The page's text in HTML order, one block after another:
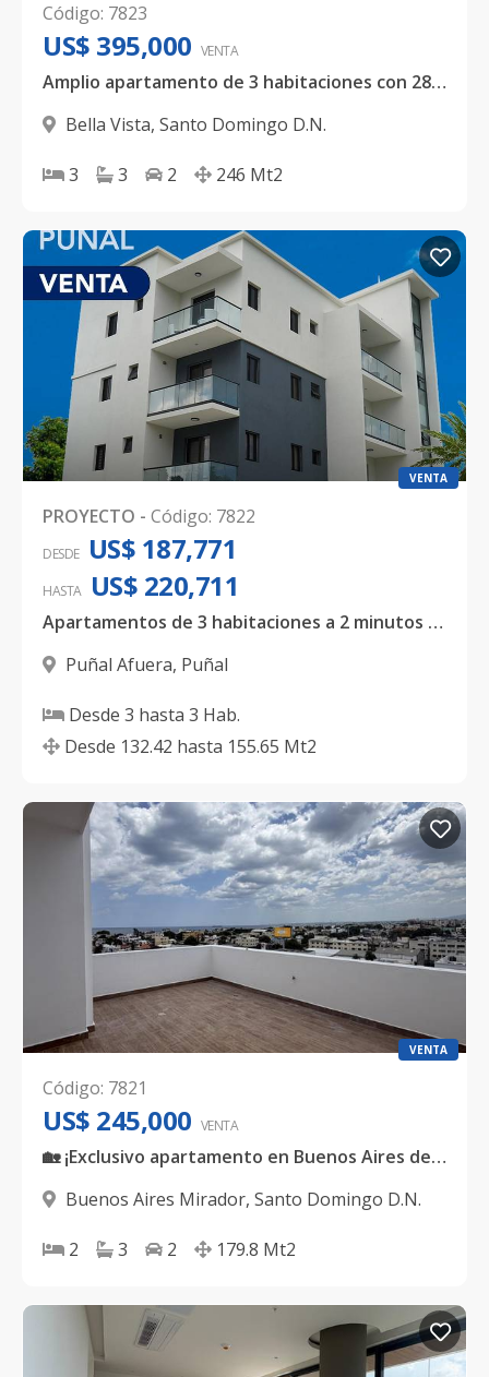
Código: 7823
US$ 395,000 VENTA
Amplio apartamento de 3 habitaciones con 280 metros en Bella Vista
Bella Vista, Santo Domingo D.N.
3 3 2 246 Mt2
VENTA
PROYECTO - Código: 7822
DESDE US$ 187,771
HASTA US$ 220,711
Apartamentos de 3 habitaciones a 2 minutos del Aeropuerto Internacional del Cibao
Puñal Afuera, Puñal
Desde 3 hasta 3 Hab.
Desde 132.42 hasta 155.65 Mt2
VENTA
Código: 7821
US$ 245,000 VENTA
🏡 ¡Exclusivo apartamento en Buenos Aires del Mirador Sur!
Buenos Aires Mirador, Santo Domingo D.N.
2 3 2 179.8 Mt2